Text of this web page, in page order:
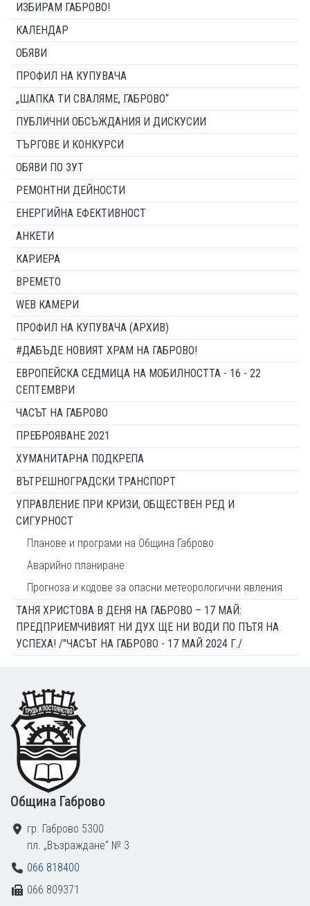
ИЗБИРАМ ГАБРОВО!
КАЛЕНДАР
ОБЯВИ
ПРОФИЛ НА КУПУВАЧА
„ШАПКА ТИ СВАЛЯМЕ, ГАБРОВО“
ПУБЛИЧНИ ОБСЪЖДАНИЯ И ДИСКУСИИ
ТЪРГОВЕ И КОНКУРСИ
ОБЯВИ ПО ЗУТ
РЕМОНТНИ ДЕЙНОСТИ
ЕНЕРГИЙНА ЕФЕКТИВНОСТ
АНКЕТИ
КАРИЕРА
ВРЕМЕТО
WEB КАМЕРИ
ПРОФИЛ НА КУПУВАЧА (АРХИВ)
#ДАБЪДЕ НОВИЯТ ХРАМ НА ГАБРОВО!
ЕВРОПЕЙСКА СЕДМИЦА НА МОБИЛНОСТТА - 16 - 22
СЕПТЕМВРИ
ЧАСЪТ НА ГАБРОВО
ПРЕБРОЯВАНЕ 2021
ХУМАНИТАРНА ПОДКРЕПА
ВЪТРЕШНОГРАДСКИ ТРАНСПОРТ
УПРАВЛЕНИЕ ПРИ КРИЗИ, ОБЩЕСТВЕН РЕД И
СИГУРНОСТ
Планове и програми на Община Габрово
Аварийно планиране
Прогноза и кодове за опасни метеорологични явления
ТАНЯ ХРИСТОВА В ДЕНЯ НА ГАБРОВО – 17 МАЙ:
ПРЕДПРИЕМЧИВИЯТ НИ ДУХ ЩЕ НИ ВОДИ ПО ПЪТЯ НА
УСПЕХА! /"ЧАСЪТ НА ГАБРОВО - 17 МАЙ 2024 Г./
Footer
Община Габрово
гр. Габрово 5300
пл. „Възраждане“ № 3
066 818400
066 809371